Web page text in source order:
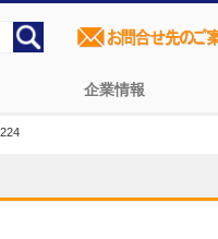
企業情報